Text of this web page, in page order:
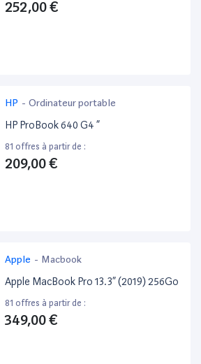
252,00 €
HP - Ordinateur portable
HP ProBook 640 G4 ”
81 offres à partir de :
209,00 €
Apple - Macbook
Apple MacBook Pro 13.3” (2019) 256Go
81 offres à partir de :
349,00 €